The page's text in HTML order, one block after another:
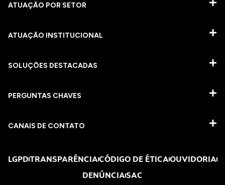
ATUAÇÃO POR SETOR
ATUAÇÃO INSTITUCIONAL
SOLUÇÕES DESTACADAS
PERGUNTAS CHAVES​
CANAIS DE CONTATO
LGPDTRANSPARÊNCIACÓDIGO DE ÉTICAOUVIDORIA
DENÚNCIASAC